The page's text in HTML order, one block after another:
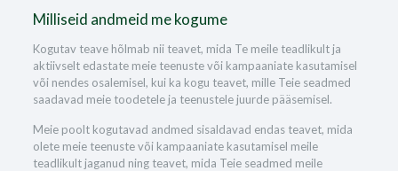
Milliseid andmeid me kogume
Kogutav teave hõlmab nii teavet, mida Te meile teadlikult ja
aktiivselt edastate meie teenuste või kampaaniate kasutamisel
või nendes osalemisel, kui ka kogu teavet, mille Teie seadmed
saadavad meie toodetele ja teenustele juurde pääsemisel.
Meie poolt kogutavad andmed sisaldavad endas teavet, mida
olete meie teenuste või kampaaniate kasutamisel meile
teadlikult jaganud ning teavet, mida Teie seadmed meile